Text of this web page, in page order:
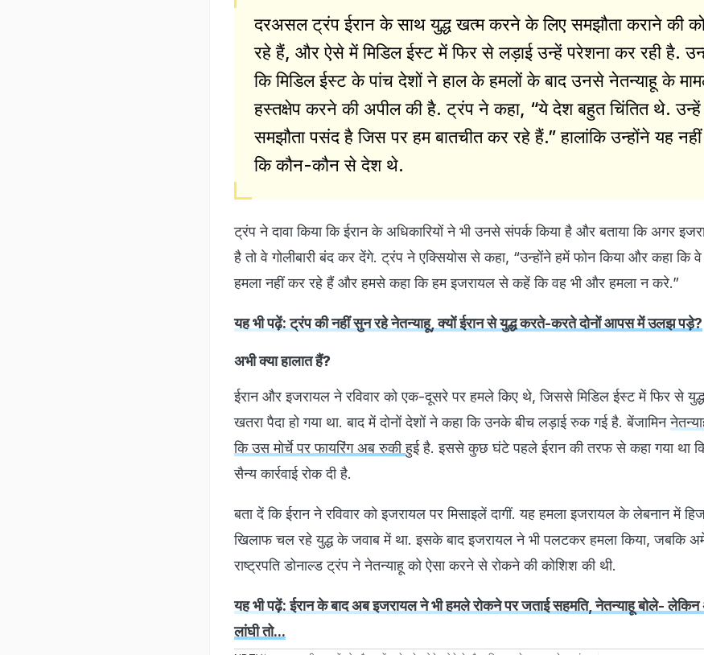
दरअसल ट्रंप ईरान के साथ युद्ध खत्म करने के लिए समझौता कराने की
रहे हैं, और ऐसे में मिडिल ईस्ट में फिर से लड़ाई उन्हें परेशना कर रही है.
कि मिडिल ईस्ट के पांच देशों ने हाल के हमलों के बाद उनसे नेतन्याहू के
हस्तक्षेप करने की अपील की है. ट्रंप ने कहा, “ये देश बहुत चिंतित थे.
समझौता पसंद है जिस पर हम बातचीत कर रहे हैं.” हालांकि उन्होंने यह नहीं
कि कौन-कौन से देश थे.
ट्रंप ने दावा किया कि ईरान के अधिकारियों ने भी उनसे संपर्क किया है और बताया कि अगर
है तो वे गोलीबारी बंद कर देंगे. ट्रंप ने एक्सियोस से कहा, “उन्होंने हमें फोन किया और कहा कि
हमला नहीं कर रहे हैं और हमसे कहा कि हम इजरायल से कहें कि वह भी और हमला न करे.”
यह भी पढ़ें: ट्रंप की नहीं सुन रहे नेतन्याहू, क्यों ईरान से युद्ध करते-करते दोनों आपस में उलझ पड़े?
अभी क्या हालात हैं?
ईरान और इजरायल ने रविवार को एक-दूसरे पर हमले किए थे, जिससे मिडिल ईस्ट में फिर से
खतरा पैदा हो गया था. बाद में दोनों देशों ने कहा कि उनके बीच लड़ाई रुक गई है. बेंजामिन
कि उस मोर्चे पर फायरिंग अब रुकीहुई है. इससे कुछ घंटे पहले ईरान की तरफ से कहा गया था
सैन्य कार्रवाई रोक दी है.
बता दें कि ईरान ने रविवार को इजरायल पर मिसाइलें दागीं. यह हमला इजरायल के लेबनान में
खिलाफ चल रहे युद्ध के जवाब में था. इसके बाद इजरायल ने भी पलटकर हमला किया, जबकि
राष्ट्रपति डोनाल्ड ट्रंप ने नेतन्याहू को ऐसा करने से रोकने की कोशिश की थी.
यह भी पढ़ें: ईरान के बाद अब इजरायल ने भी हमले रोकने पर जताई सहमति, नेतन्याहू बोले- लेकिन
लांघी तो...